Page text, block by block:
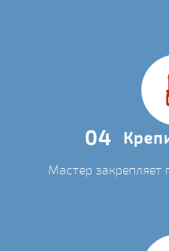
04
Мастер закрепляет